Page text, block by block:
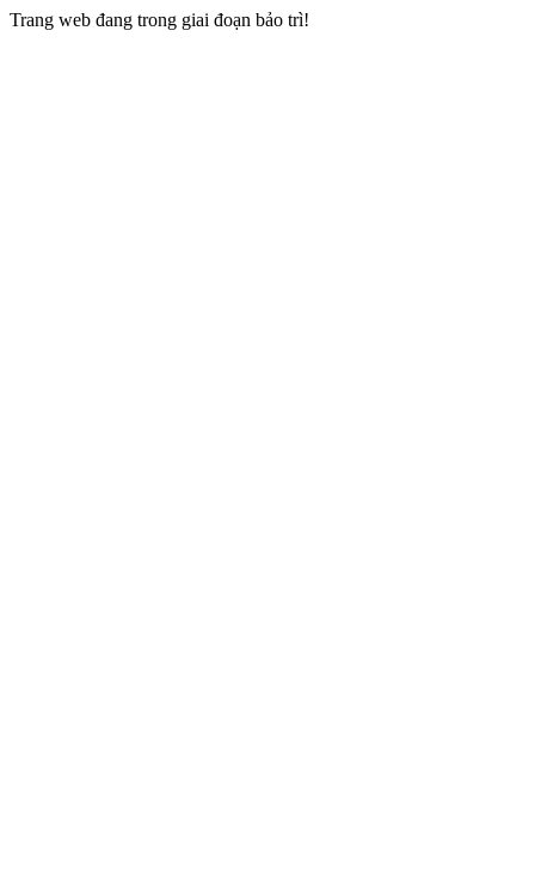
Trang web đang trong giai đoạn bảo trì!